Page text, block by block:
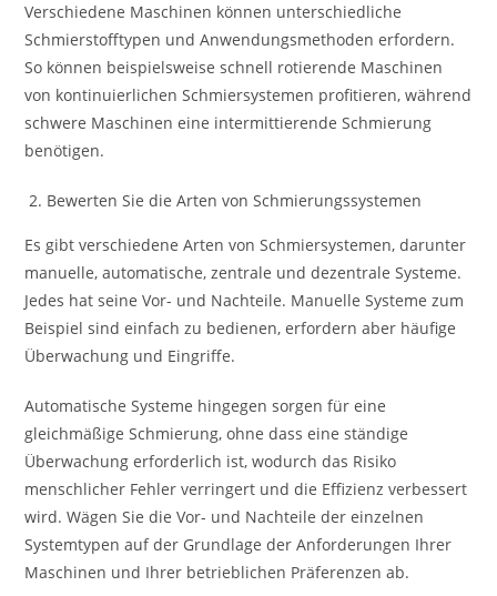
Verschiedene Maschinen können unterschiedliche
Schmierstofftypen und Anwendungsmethoden erfordern.
So können beispielsweise schnell rotierende Maschinen
von kontinuierlichen Schmiersystemen profitieren, während
schwere Maschinen eine intermittierende Schmierung
benötigen.
Bewerten Sie die Arten von Schmierungssystemen
Es gibt verschiedene Arten von Schmiersystemen, darunter
manuelle, automatische, zentrale und dezentrale Systeme.
Jedes hat seine Vor- und Nachteile. Manuelle Systeme zum
Beispiel sind einfach zu bedienen, erfordern aber häufige
Überwachung und Eingriffe.
Automatische Systeme hingegen sorgen für eine
gleichmäßige Schmierung, ohne dass eine ständige
Überwachung erforderlich ist, wodurch das Risiko
menschlicher Fehler verringert und die Effizienz verbessert
wird. Wägen Sie die Vor- und Nachteile der einzelnen
Systemtypen auf der Grundlage der Anforderungen Ihrer
Maschinen und Ihrer betrieblichen Präferenzen ab.